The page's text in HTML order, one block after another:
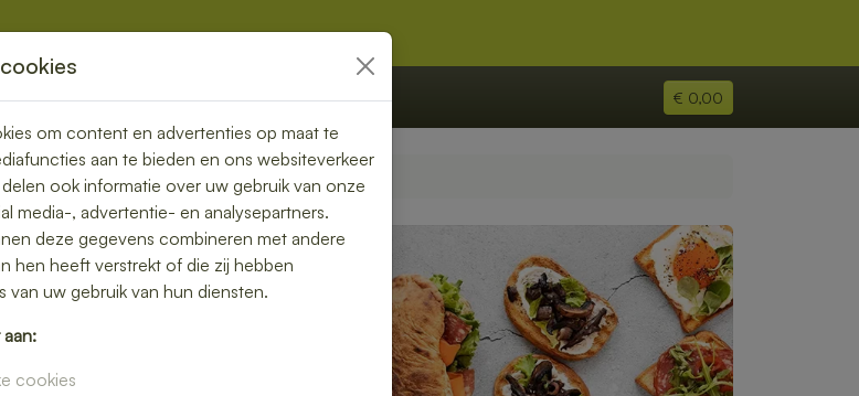
€ 0,00
om content en advertenties op maat te
aan te bieden en ons websiteverkeer
ook informatie over uw gebruik van onze
media-, advertentie- en analysepartners.
deze gegevens combineren met andere
hen heeft verstrekt of die zij hebben
van uw gebruik van hun diensten.
cookies